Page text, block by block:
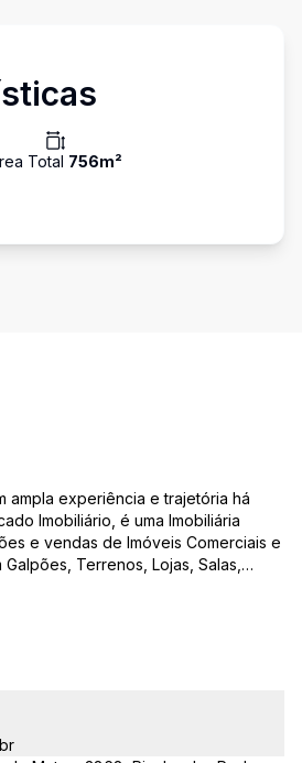
Total 756m²
ampla experiência e trajetória há
Imobiliário, é uma Imobiliária
e vendas de Imóveis Comerciais e
Terrenos, Lojas, Salas,
comerciais. Nossos corretores,
ao CRECI-MG, estão à disposição
dúvidas e orientá-los na melhor
ao seu negócio. A TOPMIG
diferenciada no mercado e
Acompanhamento